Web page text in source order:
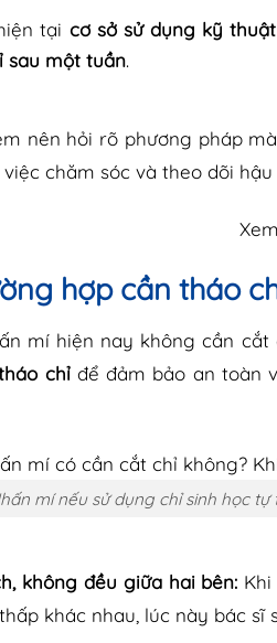
tại cơ sở sử dụng kỹ
sau một tuần.
nên hỏi rõ phương pháp
chăm sóc và theo dõi hậu
hợp cần tháo
mí hiện nay không cần
chỉđể đảm bảo an toàn
mí nếu sử dụng chỉ sinh học
không đều giữa hai bên:
khác nhau, lúc này bác sĩ